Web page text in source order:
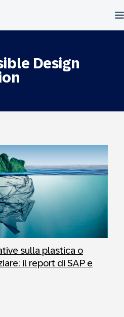
Design
sulla plastica o
il report di SAP e